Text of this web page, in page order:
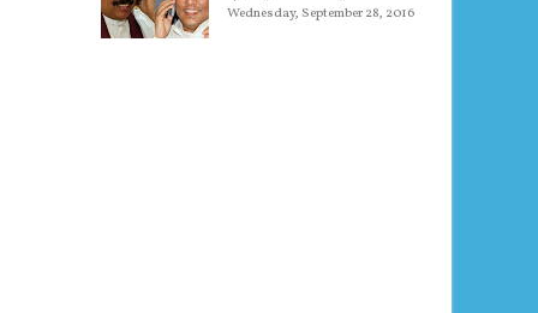
Wednesday, September 28, 2016